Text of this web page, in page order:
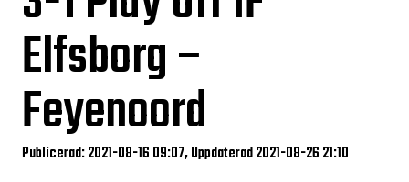
Elfsborg –
Feyenoord
Publicerad: 2021-08-16 09:07, Uppdaterad 2021-08-26 21:10